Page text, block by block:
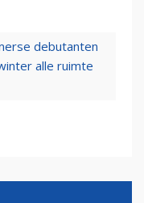
debutanten
alle ruimte